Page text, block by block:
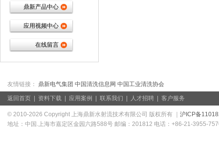
鼎新产品中心
应用视频中心
在线留言
友情链接： 鼎新电气集团 中国清洗信息网 中国工业清洗协会
返回首页 资料下载 应用案例 联系我们 人才招聘 客户服务
© 2010-2026 Copyright 上海鼎新水射流技术有限公司 版权所有 ｜ 沪ICP备
地址：中国.上海市嘉定区金园六路588号 邮编：201812 电话：+86-21-3955-